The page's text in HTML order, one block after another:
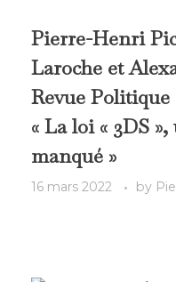
Pierre-Henri
Laroche et
Revue
« La loi « 3DS
manqué »
16 mars 2022 by